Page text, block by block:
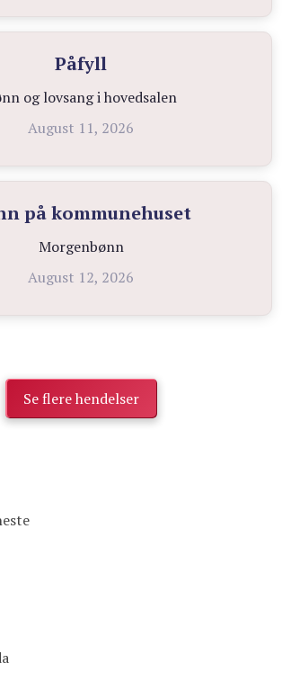
Påfyll
og lovsang i hovedsalen
August 11, 2026
på kommunehuset
Morgenbønn
August 12, 2026
Se flere hendelser